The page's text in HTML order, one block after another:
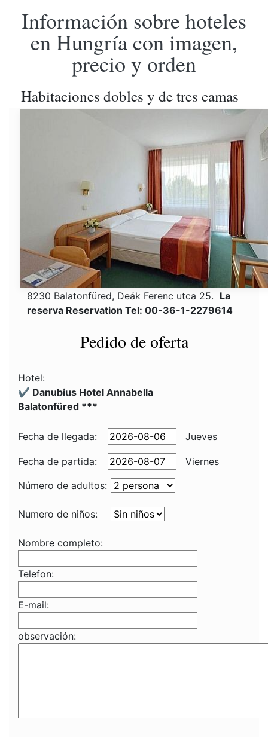
Información sobre hoteles
en Hungría con imagen,
precio y orden
Habitaciones dobles y de tres camas
8230 Balatonfüred, Deák Ferenc utca 25. La
reserva Reservation Tel: 00-36-1-2279614
Pedido de oferta
Hotel:
✔️ Danubius Hotel Annabella
Balatonfüred ***
Fecha de llegada: Jueves
Fecha de partida:
Viernes
Número de adultos:
Numero de niños:
Nombre completo:
Telefon:
E-mail:
observación: